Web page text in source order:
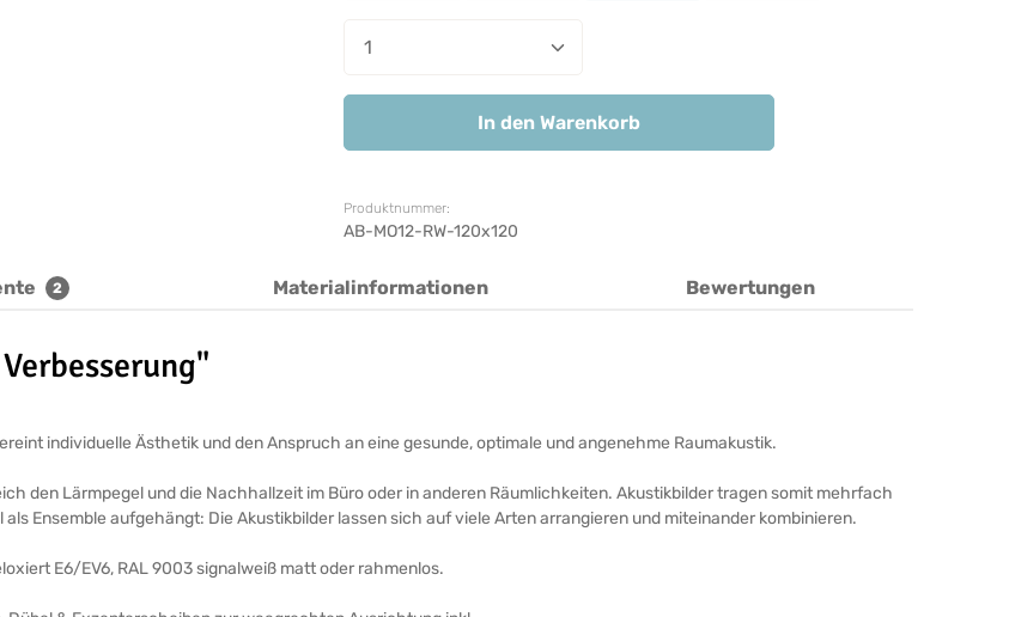
Produkt Anzahl: Gib den gewünschten Wert ein
In den Warenkorb
Produktnummer:
AB-MO12-RW-120x120
2 Materialinformationen Bewertungen
individuelle Ästhetik und den Anspruch an eine gesunde, optimale und angenehme Raumakustik.
den Lärmpegel und die Nachhallzeit im Büro oder in anderen Räumlichkeiten. Akustikbilder tragen somit mehrfach
Ensemble aufgehängt: Die Akustikbilder lassen sich auf viele Arten arrangieren und miteinander kombinieren.
E6/EV6, RAL 9003 signalweiß matt oder rahmenlos.